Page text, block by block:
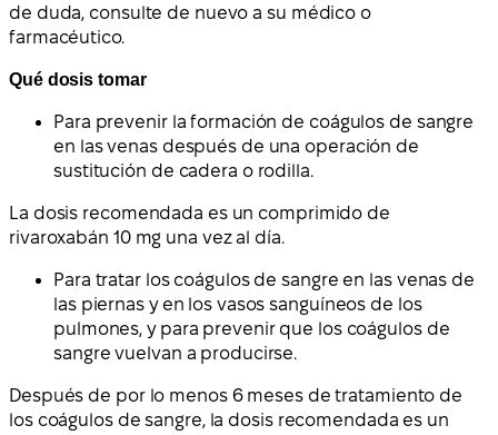
de duda, consulte de nuevo a su médico o
farmacéutico.
Qué dosis tomar
Para prevenir la formación de coágulos de sangre
en las venas después de una operación de
sustitución de cadera o rodilla.
La dosis recomendada es un comprimido de
rivaroxabán 10 mg una vez al día.
Para tratar los coágulos de sangre en las venas de
las piernas y en los vasos sanguíneos de los
pulmones, y para prevenir que los coágulos de
sangre vuelvan a producirse.
Después de por lo menos 6 meses de tratamiento de
los coágulos de sangre, la dosis recomendada es un